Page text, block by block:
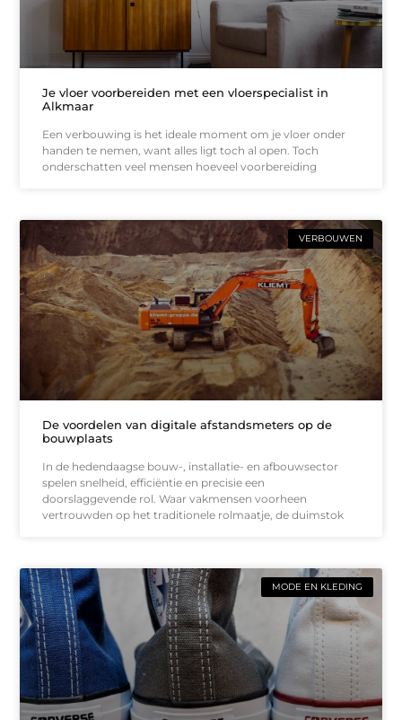
Je vloer voorbereiden met een vloerspecialist in
Alkmaar
Een verbouwing is het ideale moment om je vloer onder
handen te nemen, want alles ligt toch al open. Toch
onderschatten veel mensen hoeveel voorbereiding
VERBOUWEN
De voordelen van digitale afstandsmeters op de
bouwplaats
In de hedendaagse bouw-, installatie- en afbouwsector
spelen snelheid, efficiëntie en precisie een
doorslaggevende rol. Waar vakmensen voorheen
vertrouwden op het traditionele rolmaatje, de duimstok
MODE EN KLEDING